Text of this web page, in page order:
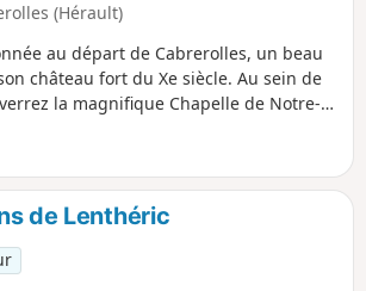
(Hérault)
au départ de Cabrerolles, un beau
château fort du Xe siècle. Au sein de
la magnifique Chapelle de Notre-
sur les différentes espèces végétales
pour les enfants. Enfin, au sommet
vous avez une vue splendide à 360°
Méditerranée, les Pyrénées.
de Lenthéric